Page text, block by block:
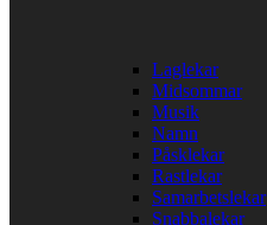
Laglekar
Midsommar
Musik
Namn
Påsklekar
Rastlekar
Samarbetslekar
Snabbalekar